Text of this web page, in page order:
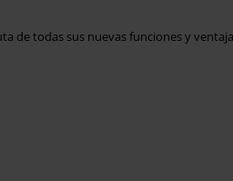
de todas sus nuevas funciones y